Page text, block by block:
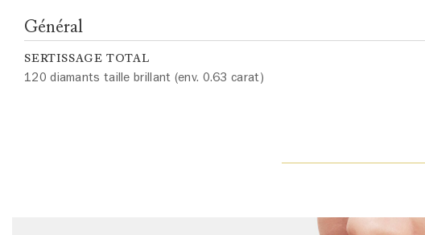
Général
SERTISSAGE TOTAL
120 diamants taille brillant (env. 0.63 carat)